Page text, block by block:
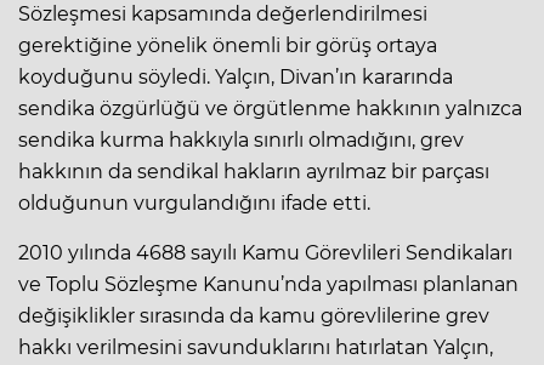
Sözleşmesi kapsamında değerlendirilmesi
gerektiğine yönelik önemli bir görüş ortaya
koyduğunu söyledi. Yalçın, Divan’ın kararında
sendika özgürlüğü ve örgütlenme hakkının yalnızca
sendika kurma hakkıyla sınırlı olmadığını, grev
hakkının da sendikal hakların ayrılmaz bir parçası
olduğunun vurgulandığını ifade etti.
2010 yılında 4688 sayılı Kamu Görevlileri Sendikaları
ve Toplu Sözleşme Kanunu’nda yapılması planlanan
değişiklikler sırasında da kamu görevlilerine grev
hakkı verilmesini savunduklarını hatırlatan Yalçın,